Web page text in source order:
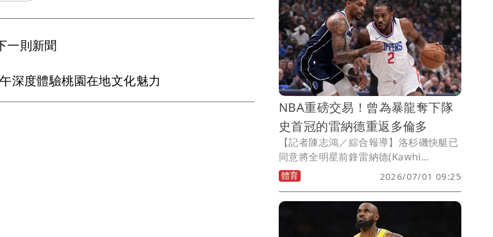
一則新聞
深度體驗桃園在地文化魅力
NBA重磅交易！曾為暴龍奪下隊
史首冠的雷納德重返多倫多
【記者陳志鴻／綜合報導】洛杉磯快艇已
同意將全明星前鋒雷納德(Kawhi
Leonard)交易至多倫多暴龍，換來英格
拉姆(Brandon Ingram)、迪克(Gradey
Dick)，2031 年和 2033 年不受保護的首
輪選秀權、2027 年首輪選秀權互換，以
及兩個第2輪選秀權。
體育 2026/07/01 09:25